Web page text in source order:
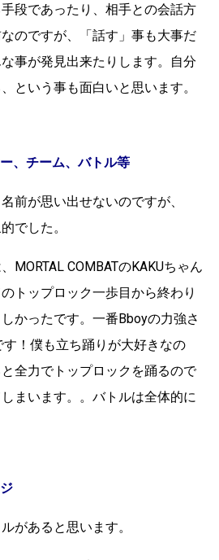
段であったり、相手との会話方
のですが、「話す」事も大事だ
事が発見出来たりします。自分
という事も面白いと思います。
、チーム、バトル等
前が思い出せないのですが、
でした。
MORTAL COMBATのKAKUちゃん
トップロック一歩目から終わり
かったです。一番Bboyの力強さ
！僕も立ち踊りが大好きなの
全力でトップロックを踊るので
まいます。。バトルは全体的に
があると思います。